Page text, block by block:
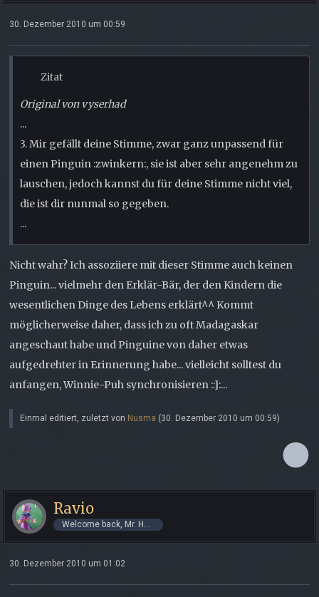
30. Dezember 2010 um 00:59
Zitat
Original von vyserhad
...
3. Mir gefällt deine Stimme, zwar ganz unpassend für
einen Pinguin :zwinkern:, sie ist aber sehr angenehm zu
lauschen, jedoch kannst du für deine Stimme nicht viel,
die ist dir nunmal so gegeben.
...
Nicht wahr? Ich assoziiere mit dieser Stimme auch keinen
Pinguin... vielmehr den Erklär-Bär, der den Kindern die
wesentlichen Dinge des Lebens erklärt^^ Kommt
möglicherweise daher, dass ich zu oft Madagaskar
angeschaut habe und Pinguine von daher etwas
aufgedrehter in Erinnerung habe... vielleicht solltest du
anfangen, Winnie-Puh synchronisieren ::]:...
Einmal editiert, zuletzt von Nusma (30. Dezember 2010 um 00:59)
Ravio
Welcome back, Mr. Hero!
30. Dezember 2010 um 01:02